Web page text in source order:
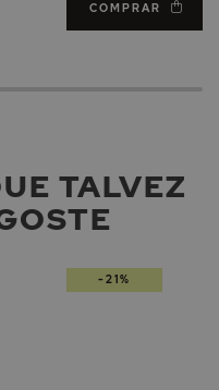
COMPRAR
TALVEZ
-21%